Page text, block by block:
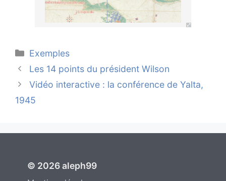
Catégories
Exemples
Les 14 points du président Wilson
Vidéo interactive : la conférence de Yalta,
1945
© 2026 aleph99